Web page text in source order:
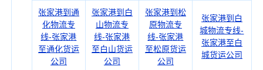
张家港到通
化物流专
线-张家港
至通化货运
公司
张家港到白
山物流专
线-张家港
至白山货运
公司
张家港到松
原物流专
线-张家港
至松原货运
公司
张家港到白
城物流专线-
张家港至白
城货运公司